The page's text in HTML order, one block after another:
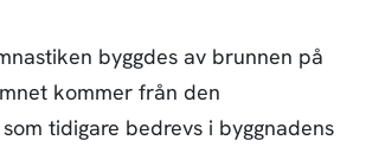
byggdes av brunnen på
kommer från den
tidigare bedrevs i byggnadens